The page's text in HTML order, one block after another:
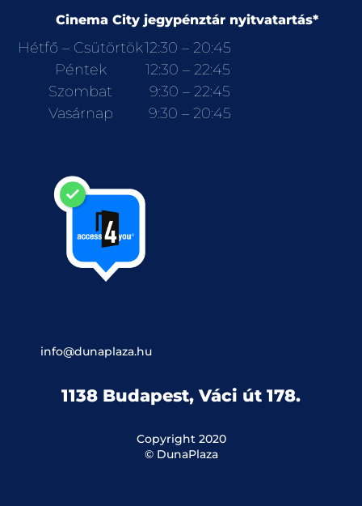
Cinema City jegypénztár nyitvatartás*
Hétfő – Csütörtök12:30 – 20:45
Péntek
12:30 – 22:45
Szombat
9:30 – 22:45
Vasárnap
9:30 – 20:45
info@dunaplaza.hu
1138 Budapest, Váci út 178.
Copyright 2020
© DunaPlaza